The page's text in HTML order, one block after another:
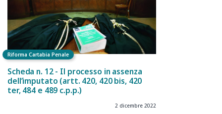
Riforma Cartabia Penale
Scheda n. 12 - Il processo in assenza
dell’imputato (artt. 420, 420 bis, 420
ter, 484 e 489 c.p.p.)
2 dicembre 2022